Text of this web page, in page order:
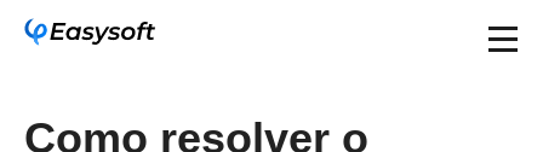
Como resolver o